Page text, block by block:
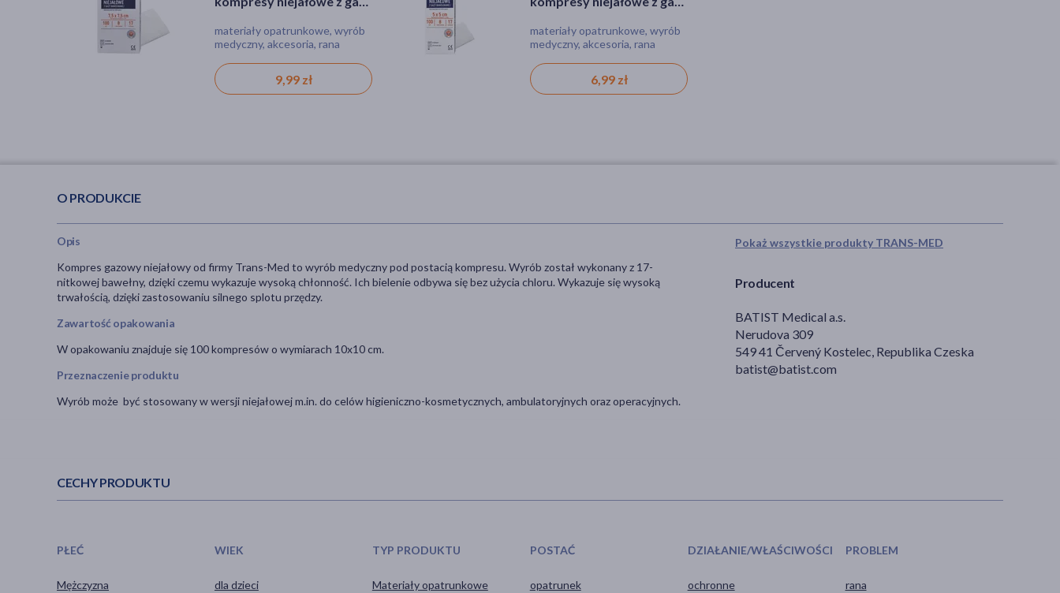
8-warstwowe, 7,5 cm x 7,5
materiały opatrunkowe, wyrób
medyczny, akcesoria, rana
9,99 zł
8-warstwowe, 5 cm x 5 cm,
materiały opatrunkowe, wyrób
medyczny, akcesoria, rana
6,99 zł
473 ml
emulsja, suchość, egzema, dla
alergików, bez substancji
47,79 zł
0-6 m, biały, 1 szt.
środki higieniczne, akcesoria,
bez BPA
10,39 zł
O PRODUKCIE
Pokaż wszystkie produkty TRANS-MED
Producent
BATIST Medical a.s.
Nerudova 309
549 41 Červený Kostelec, Republika Czeska
batist@batist.com
Opis
Kompres gazowy niejałowy od firmy Trans-Med to wyrób medyczny pod postacią kompresu. Wyrób został wykonany z 17-
nitkowej bawełny, dzięki czemu wykazuje wysoką chłonność. Ich bielenie odbywa się bez użycia chloru. Wykazuje się wysoką
trwałością, dzięki zastosowaniu silnego splotu przędzy.
Zawartość opakowania
W opakowaniu znajduje się 100 kompresów o wymiarach 10x10 cm.
Przeznaczenie produktu
Wyrób może być stosowany w wersji niejałowej m.in. do celów higieniczno-kosmetycznych, ambulatoryjnych oraz operacyjnych.
CECHY PRODUKTU
PŁEĆ
Mężczyzna
WIEK
dla dzieci
TYP PRODUKTU
Materiały opatrunkowe
POSTAĆ
opatrunek
DZIAŁANIE/WŁAŚCIWOŚCI
ochronne
PROBLEM
rana